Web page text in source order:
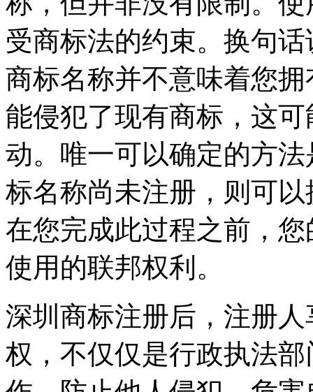
受商标法的约束。换句
商标名称并不意味着您
能侵犯了现有商标，这
动。唯一可以确定的方
标名称尚未注册，则可
在您完成此过程之前，
使用的联邦权利。
深圳商标注册后，注册
权，不仅仅是行政执法